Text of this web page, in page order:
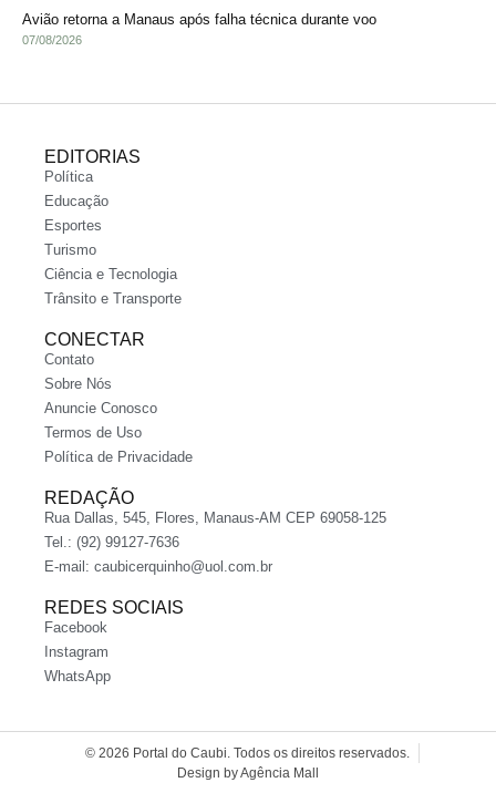
Avião retorna a Manaus após falha técnica durante voo
07/08/2026
EDITORIAS
Política
Educação
Esportes
Turismo
Ciência e Tecnologia
Trânsito e Transporte
CONECTAR
Contato
Sobre Nós
Anuncie Conosco
Termos de Uso
Política de Privacidade
REDAÇÃO
Rua Dallas, 545, Flores, Manaus-AM CEP 69058-125
Tel.: (92) 99127-7636
E-mail: caubicerquinho@uol.com.br
REDES SOCIAIS
Facebook
Instagram
WhatsApp
© 2026 Portal do Caubi. Todos os direitos reservados.
Design by Agência Mall